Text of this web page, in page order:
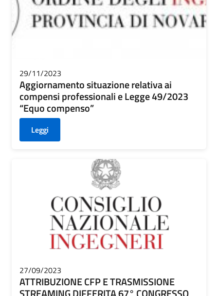
29/11/2023
Aggiornamento situazione relativa ai
compensi professionali e Legge 49/2023
“Equo compenso”
Leggi
27/09/2023
ATTRIBUZIONE CFP E TRASMISSIONE